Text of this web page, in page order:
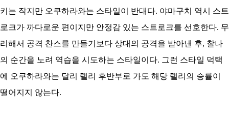
키는 작지만 오쿠하라와는 스타일이 반대다. 야마구치 역시 스트
로크가 까다로운 편이지만 안정감 있는 스트로크를 선호한다. 무
리해서 공격 찬스를 만들기보다 상대의 공격을 받아낸 후, 찰나
의 순간을 노려 역습을 시도하는 스타일이다. 그런 스타일 덕택
에 오쿠하라와는 달리 랠리 후반부로 가도 해당 랠리의 승률이
떨어지지 않는다.